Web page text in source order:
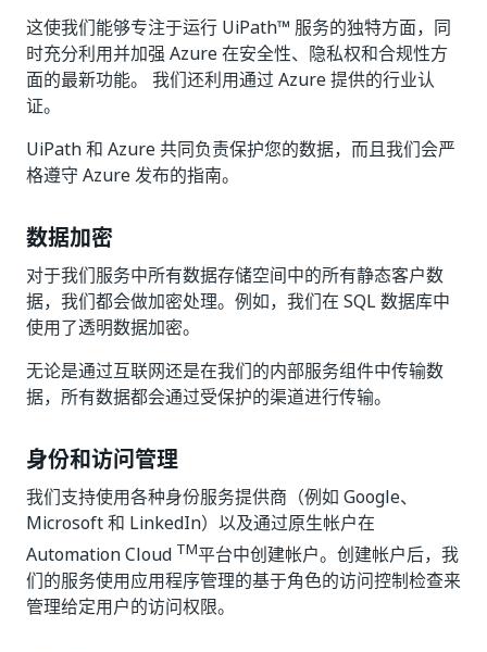
这使我们能够专注于运行 UiPath™ 服务的独特方面，同
时充分利用并加强 Azure 在安全性、隐私权和合规性方
面的最新功能。 我们还利用通过 Azure 提供的行业认
证。
UiPath 和 Azure 共同负责保护您的数据，而且我们会严
格遵守 Azure 发布的指南。
数据加密
对于我们服务中所有数据存储空间中的所有静态客户数
据，我们都会做加密处理。例如，我们在 SQL 数据库中
使用了透明数据加密。
无论是通过互联网还是在我们的内部服务组件中传输数
据，所有数据都会通过受保护的渠道进行传输。
身份和访问管理
我们支持使用各种身份服务提供商（例如 Google、
Microsoft 和 LinkedIn）以及通过原生帐户在
Automation Cloud TM平台中创建帐户。创建帐户后，我
们的服务使用应用程序管理的基于角色的访问控制检查来
管理给定用户的访问权限。